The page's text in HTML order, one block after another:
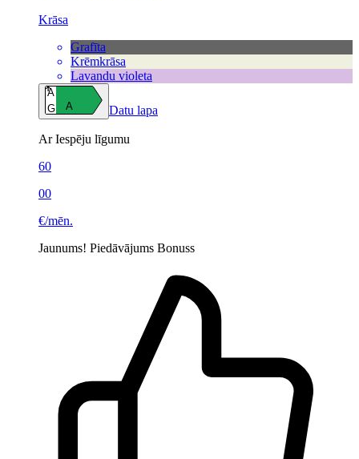
Krāsa
Grafīta
Krēmkrāsa
Lavandu violeta
A
G
A Datu lapa
Ar Iespēju līgumu
60
00
€/mēn.
Jaunums! Piedāvājums Bonuss